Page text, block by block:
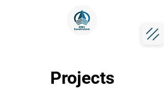
Projects